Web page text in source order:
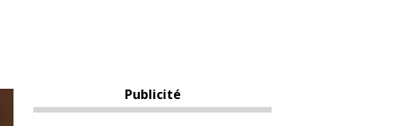
Publicité